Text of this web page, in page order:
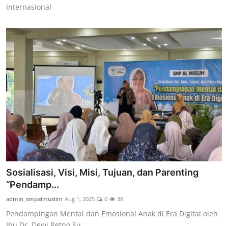
Internasional
Sosialisasi, Visi, Misi, Tujuan, dan Parenting
“Pendamp...
admin_smpalmuslim Aug 1, 2025 0 38
Pendampingan Mental dan Emosional Anak di Era Digital oleh